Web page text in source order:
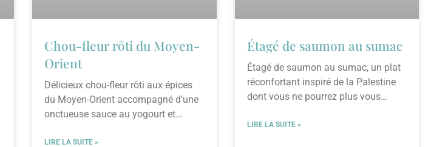
Chou-fleur rôti du Moyen-
Orient
Délicieux chou-fleur rôti aux épices
du Moyen-Orient accompagné d’une
onctueuse sauce au yogourt et
LIRE LA SUITE »
Étagé de saumon au sumac
Étagé de saumon au sumac, un plat
réconfortant inspiré de la Palestine
dont vous ne pourrez plus vous
LIRE LA SUITE »